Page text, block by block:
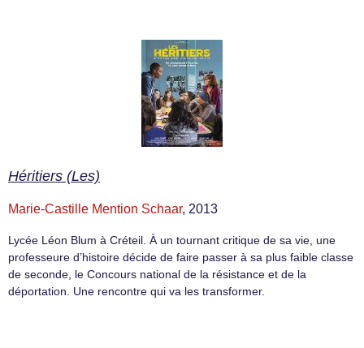
Héritiers (Les)
Marie-Castille Mention Schaar, 2013
Lycée Léon Blum à Créteil. À un tournant critique de sa vie, une
professeure d’histoire décide de faire passer à sa plus faible classe
de seconde, le Concours national de la résistance et de la
déportation. Une rencontre qui va les transformer.